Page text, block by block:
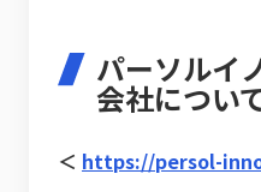
パーソルイ
会社につい
＜ https://persol-